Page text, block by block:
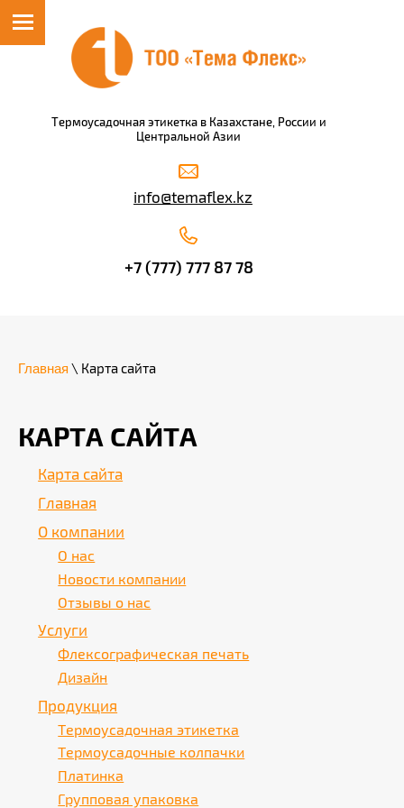
Термоусадочная этикетка в Казахстане, России и
Центральной Азии
info@temaflex.kz
+7 (777) 777 87 78
Главная \ Карта сайта
КАРТА САЙТА
Карта сайта
Главная
О компании
О нас
Новости компании
Отзывы о нас
Услуги
Флексографическая печать
Дизайн
Продукция
Термоусадочная этикетка
Термоусадочные колпачки
Платинка
Групповая упаковка